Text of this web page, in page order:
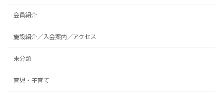
会員紹介
施設紹介／入会案内／アクセス
未分類
育児・子育て